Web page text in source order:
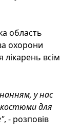
область
охорони
всім
у нас
костюми для
, - розповів